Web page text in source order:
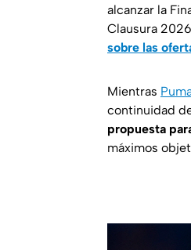
alcanzar la
Clausura
sobre las
Mientras
continuidad
propuesta
máximos